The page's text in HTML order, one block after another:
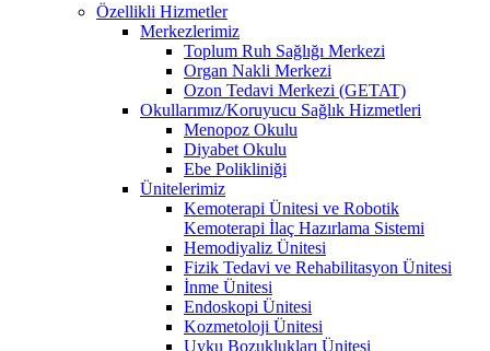
Özellikli Hizmetler
Merkezlerimiz
Toplum Ruh Sağlığı Merkezi
Organ Nakli Merkezi
Ozon Tedavi Merkezi (GETAT)
Okullarımız/Koruyucu Sağlık Hizmetleri
Menopoz Okulu
Diyabet Okulu
Ebe Polikliniği
Ünitelerimiz
Kemoterapi Ünitesi ve Robotik
Kemoterapi İlaç Hazırlama Sistemi
Hemodiyaliz Ünitesi
Fizik Tedavi ve Rehabilitasyon Ünitesi
İnme Ünitesi
Endoskopi Ünitesi
Kozmetoloji Ünitesi
Uyku Bozuklukları Ünitesi